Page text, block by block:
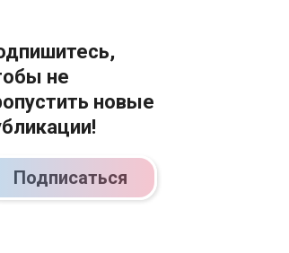
не
новые
Подписаться